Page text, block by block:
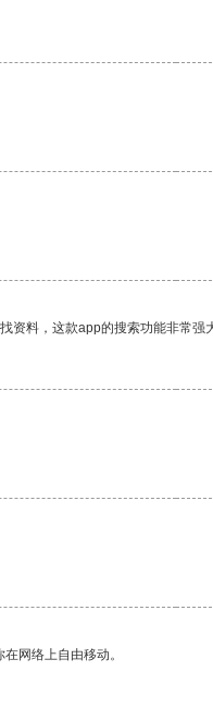
料，这款app的搜索功能非常强
网络上自由移动。